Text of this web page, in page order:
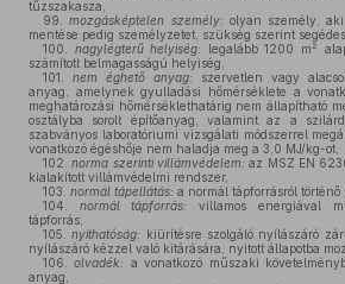
tűzszakasza,
99.
mozgásképtelen személy: olyan személy,
mentése pedig személyzetet, szükség szerint
100.
nagylégterű helyiség: legalább 1200 m2
számított belmagasságú helyiség,
101.
nem éghető anyag: szervetlen vagy
anyag, amelynek gyulladási hőmérséklete a
meghatározási hőmérséklethatárig nem állapítható
osztályba sorolt építőanyag, valamint az a
szabványos laboratóriumi vizsgálati módszerrel
vonatkozó égéshője nem haladja meg a 3,0 MJ/kg-ot,
102.
norma szerinti villámvédelem: az MSZ EN
kialakított villámvédelmi rendszer,
103. normál tápellátás: a normál tápforrásról
104.
normál tápforrás:
villamos energiával
tápforrás,
105.
nyithatóság: kiürítésre szolgáló nyílászáró
nyílászáró kézzel való kitárására, nyitott állapotba
106.
olvadék: a vonatkozó műszaki
anyag,